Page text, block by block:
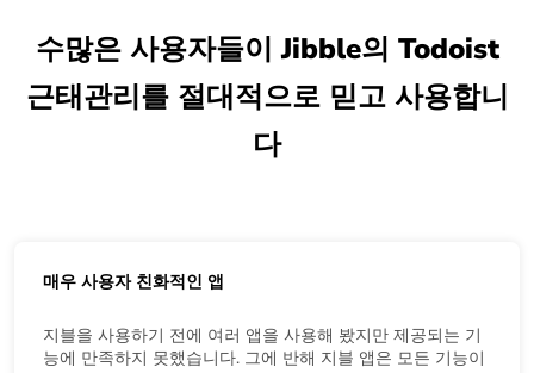
수많은 사용자들이 Jibble의 Todoist
근태관리를 절대적으로 믿고 사용합니
다
매우 사용자 친화적인 앱
지블을 사용하기 전에 여러 앱을 사용해 봤지만 제공되는 기
능에 만족하지 못했습니다. 그에 반해 지블 앱은 모든 기능이